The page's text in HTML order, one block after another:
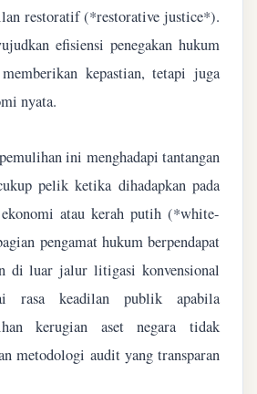
restoratif (*restorative justice*).
efisiensi penegakan hukum
kepastian, tetapi juga
nyata.
ini menghadapi tantangan
pelik ketika dihadapkan pada
atau kerah putih (*white-
pengamat hukum berpendapat
di luar jalur litigasi konvensional
rasa keadilan publik apabila
kerugian aset negara tidak
metodologi audit yang transparan